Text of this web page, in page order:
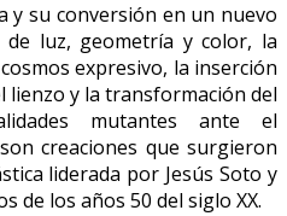
y su conversión en un nuevo
de luz, geometría y color, la
expresivo, la inserción
lienzo y la transformación del
mutantes ante el
creaciones que surgieron
liderada por Jesús Soto y
de los años 50 del siglo XX.